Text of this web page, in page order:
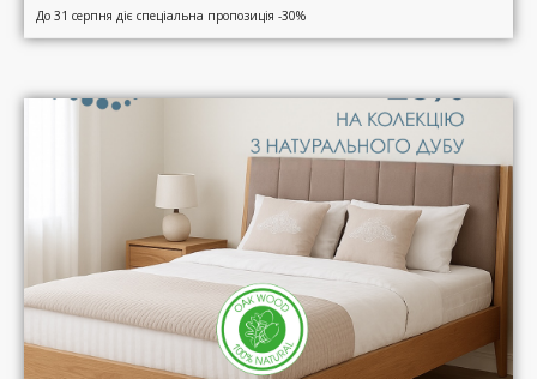
До 31 серпня діє спеціальна пропозиція -30%